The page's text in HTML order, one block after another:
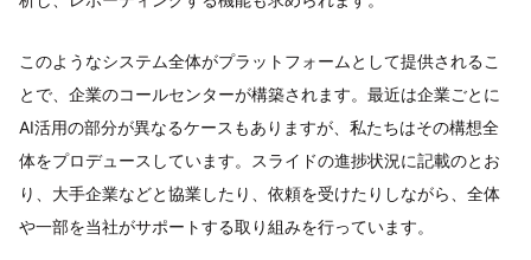
このようなシステム全体がプラットフォームとして提供されるこ
とで、企業のコールセンターが構築されます。最近は企業ごとに
AI活用の部分が異なるケースもありますが、私たちはその構想全
体をプロデュースしています。スライドの進捗状況に記載のとお
り、大手企業などと協業したり、依頼を受けたりしながら、全体
や一部を当社がサポートする取り組みを行っています。